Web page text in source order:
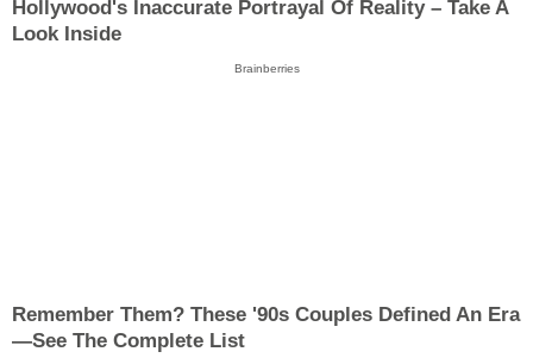
Hollywood's Inaccurate Portrayal Of Reality – Take A
Look Inside
Brainberries
Remember Them? These '90s Couples Defined An Era
—See The Complete List